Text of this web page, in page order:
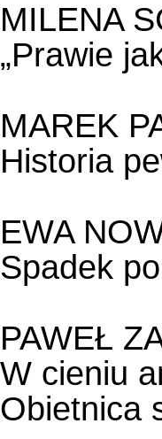
MILENA
„Prawie
MAREK
Historia
EWA
Spadek
PAWEŁ
W cieniu
Obietnica